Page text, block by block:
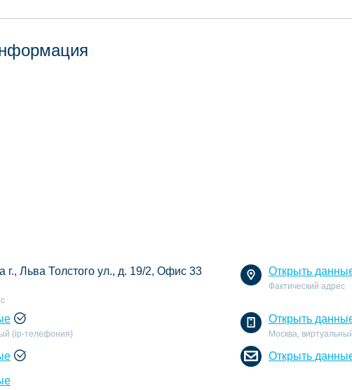
г., Льва Толстого ул., д. 19/2, Офис 33
Открыть
Фактический адрес
(ip-телефония)
Открыть
Москва,
Открыть